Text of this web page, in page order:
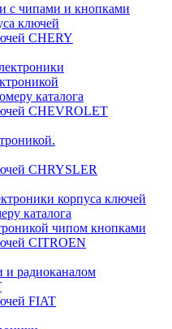
c чипами и кнопками
ключей
CHERY
каталога
CHEVROLET
CHRYSLER
корпуса ключей
каталога
чипом кнопками
CITROEN
радиоканалом
FIAT